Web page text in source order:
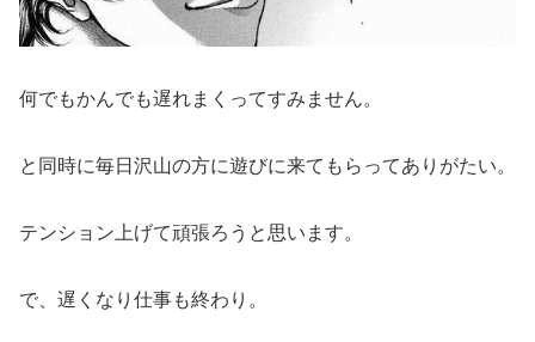
何でもかんでも遅れまくってすみません。
と同時に毎日沢山の方に遊びに来てもらってありがたい。
テンション上げて頑張ろうと思います。
で、遅くなり仕事も終わり。